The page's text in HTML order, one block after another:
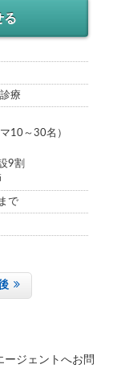
る
療
10～30名）
9割
で
ジェントへお問